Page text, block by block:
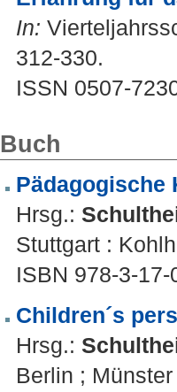
In:
312-330.
ISSN 0507-
Buch
Pädagogische
Hrsg.:
Stuttgart :
ISBN 978-3-
Children´s
Hrsg.:
Berlin ;